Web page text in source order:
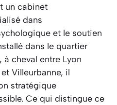
un cabinet
dans
et le soutien
dans le quartier
cheval entre Lyon
Villeurbanne, il
stratégique
Ce qui distingue ce